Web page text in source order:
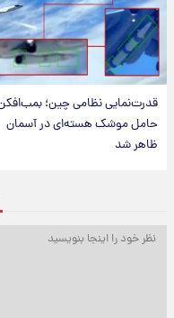
قدرت‌نمایی نظامی چین؛
حامل موشک هسته‌ای در آسمان
ظاهر شد